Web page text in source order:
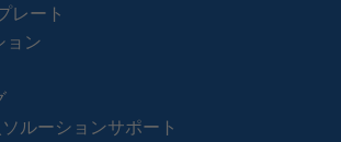
レート
ョン
ルーションサポート